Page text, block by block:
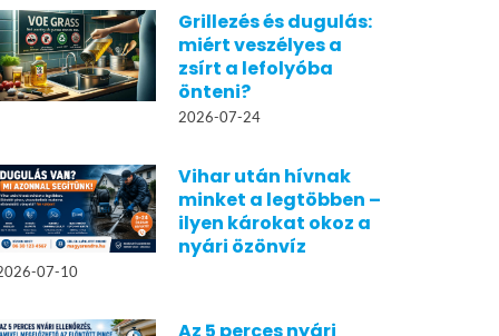
Grillezés és dugulás:
miért veszélyes a
zsírt a lefolyóba
önteni?
2026-07-24
Vihar után hívnak
minket a legtöbben –
ilyen károkat okoz a
nyári özönvíz
07-10
Az 5 perces nyári